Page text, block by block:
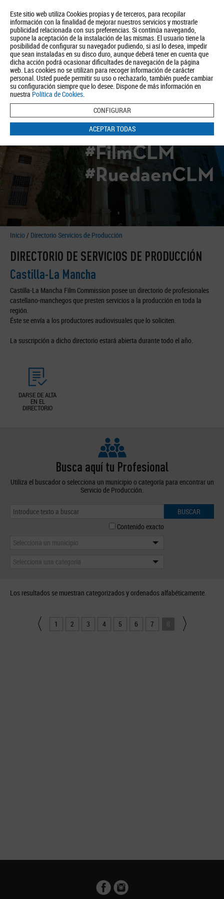
Este sitio web utiliza Cookies propias y de terceros, para recopilar
información con la finalidad de mejorar nuestros servicios y mostrarle
publicidad relacionada con sus preferencias. Si continúa navegando,
supone la aceptación de la instalación de las mismas. El usuario tiene la
posibilidad de configurar su navegador pudiendo, si así lo desea, impedir
que sean instaladas en su disco duro, aunque deberá tener en cuenta que
dicha acción podrá ocasionar dificultades de navegación de la página
web. Las cookies no se utilizan para recoger información de carácter
personal. Usted puede permitir su uso o rechazarlo, también puede cambiar
su configuración siempre que lo desee. Dispone de más información en
nuestra Política de Cookies.
CONFIGURAR
ACEPTAR TODAS
Quiénes somos Turismo Política de Privacidad Aviso Legal
Política de Cookies
BUSCAR
#FilmCLM
#RuedaenCLM
Inicio / Directorio Servicios de Producción
DIRECTORIO DE SERVICIOS DE PRODUCCIÓN
Castilla-La Mancha
Castilla-La Mancha Film Commission posee un directorio de profesionales
castellano-manchegos que presten servicios a la producción en toda la
región.
Éste se envía a los productores audiovisuales que lo soliciten.
La suscripción a dicho directorio estará abierta durante todo el año.
DARSE DE ALTA
EN EL
DIRECTORIO
Busca aquí tu Profesional
Utiliza el buscador o selecciona un municipio o categoría para encontrar un
Servicio de Producción.
BUSCAR
Contenido exacto
Selecciona un municipio
Selecciona una categoría
Los resultados se muestran categorizados y ordenados alfabéticamente.
1 2 3 4 5 6 7 8